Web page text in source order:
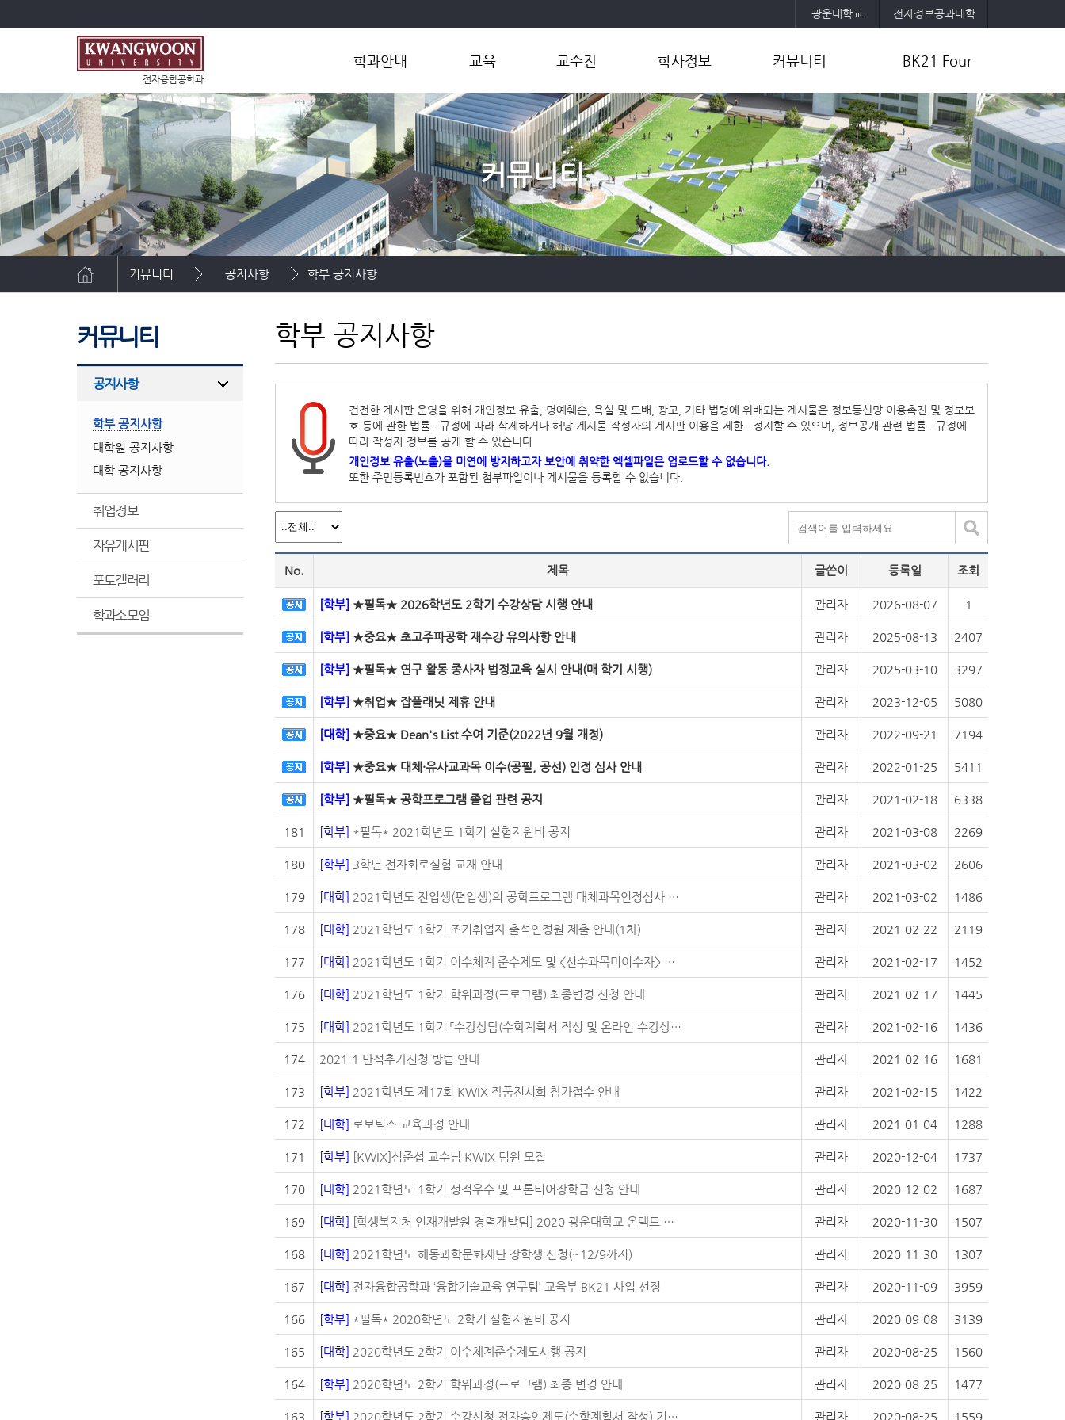
광운대학교 전자정보공과대학
전자융합공학과
학과안내
학과소개
학과장인사말
연혁
오시는길
교육
학부
대학원
교수진
교수
연구실
학사정보
학부
연계전공
마이크로전공
공학인증제
대학원
커뮤니티
공지사항
취업정보
자유게시판
포토갤러리
학과소모임
BK21 Four
사업목표 및 내용
교육팀 및 참여교수 소개
사업성과
연구활동
기타자료
커뮤니티
커뮤니티 공지사항 학부 공지사항
커뮤니티
공지사항
학부 공지사항
대학원 공지사항
대학 공지사항
취업정보
자유게시판
포토갤러리
학과소모임
학부 공지사항
건전한 게시판 운영을 위해 개인정보 유출, 명예훼손, 욕설 및 도배, 광고, 기타 법령에 위배되는 게시물은 정보통신망 이용촉진 및 정보보
호 등에 관한 법률 ∙ 규정에 따라 삭제하거나 해당 게시물 작성자의 게시판 이용을 제한 ∙ 정지할 수 있으며, 정보공개 관련 법률 ∙ 규정에
따라 작성자 정보를 공개 할 수 있습니다
개인정보 유출(노출)을 미연에 방지하고자 보안에 취약한 엑셀파일은 업로드할 수 없습니다.
또한 주민등록번호가 포함된 첨부파일이나 게시물을 등록할 수 없습니다.
No. 제목 글쓴이 등록일 조회
[학부] ★필독★ 2026학년도 2학기 수강상담 시행 안내 관리자 2026-08-07 1
[학부] ★중요★ 초고주파공학 재수강 유의사항 안내 관리자 2025-08-13 2407
[학부] ★필독★ 연구 활동 종사자 법정교육 실시 안내(매 학기 시행) 관리자 2025-03-10 3297
[학부] ★취업★ 잡플래닛 제휴 안내 관리자 2023-12-05 5080
[대학] ★중요★ Dean's List 수여 기준(2022년 9월 개정) 관리자 2022-09-21 7194
[학부] ★중요★ 대체·유사교과목 이수(공필, 공선) 인정 심사 안내 관리자 2022-01-25 5411
[학부] ★필독★ 공학프로그램 졸업 관련 공지 관리자 2021-02-18 6338
181 [학부] *필독* 2021학년도 1학기 실험지원비 공지 관리자 2021-03-08 2269
180 [학부] 3학년 전자회로실험 교재 안내 관리자 2021-03-02 2606
179 [대학] 2021학년도 전입생(편입생)의 공학프로그램 대체과목인정심사 및 수용정책 안내 관리자 2021-03-02 1486
178 [대학] 2021학년도 1학기 조기취업자 출석인정원 제출 안내(1차) 관리자 2021-02-22 2119
177 [대학] 2021학년도 1학기 이수체계 준수제도 및 <선수과목미이수자> 상담 안내 관리자 2021-02-17 1452
176 [대학] 2021학년도 1학기 학위과정(프로그램) 최종변경 신청 안내 관리자 2021-02-17 1445
175 [대학] 2021학년도 1학기 「수강상담(수학계획서 작성 및 온라인 수강상담)」시행 안내 관리자 2021-02-16 1436
174 2021-1 만석추가신청 방법 안내 관리자 2021-02-16 1681
173 [학부] 2021학년도 제17회 KWIX 작품전시회 참가접수 안내 관리자 2021-02-15 1422
172 [대학] 로보틱스 교육과정 안내 관리자 2021-01-04 1288
171 [학부] [KWIX]심준섭 교수님 KWIX 팀원 모집 관리자 2020-12-04 1737
170 [대학] 2021학년도 1학기 성적우수 및 프론티어장학금 신청 안내 관리자 2020-12-02 1687
169 [대학] [학생복지처 인재개발원 경력개발팀] 2020 광운대학교 온택트 취업.직무박람회 안내 관리자 2020-11-30 1507
168 [대학] 2021학년도 해동과학문화재단 장학생 신청(~12/9까지) 관리자 2020-11-30 1307
167 [대학] 전자융합공학과 ‘융합기술교육 연구팀’ 교육부 BK21 사업 선정 관리자 2020-11-09 3959
166 [학부] *필독* 2020학년도 2학기 실험지원비 공지 관리자 2020-09-08 3139
165 [대학] 2020학년도 2학기 이수체계준수제도시행 공지 관리자 2020-08-25 1560
164 [학부] 2020학년도 2학기 학위과정(프로그램) 최종 변경 안내 관리자 2020-08-25 1477
163 [학부] 2020학년도 2학기 수강신청 전자승인제도(수학계획서 작성) 기간 안내 관리자 2020-08-25 1559